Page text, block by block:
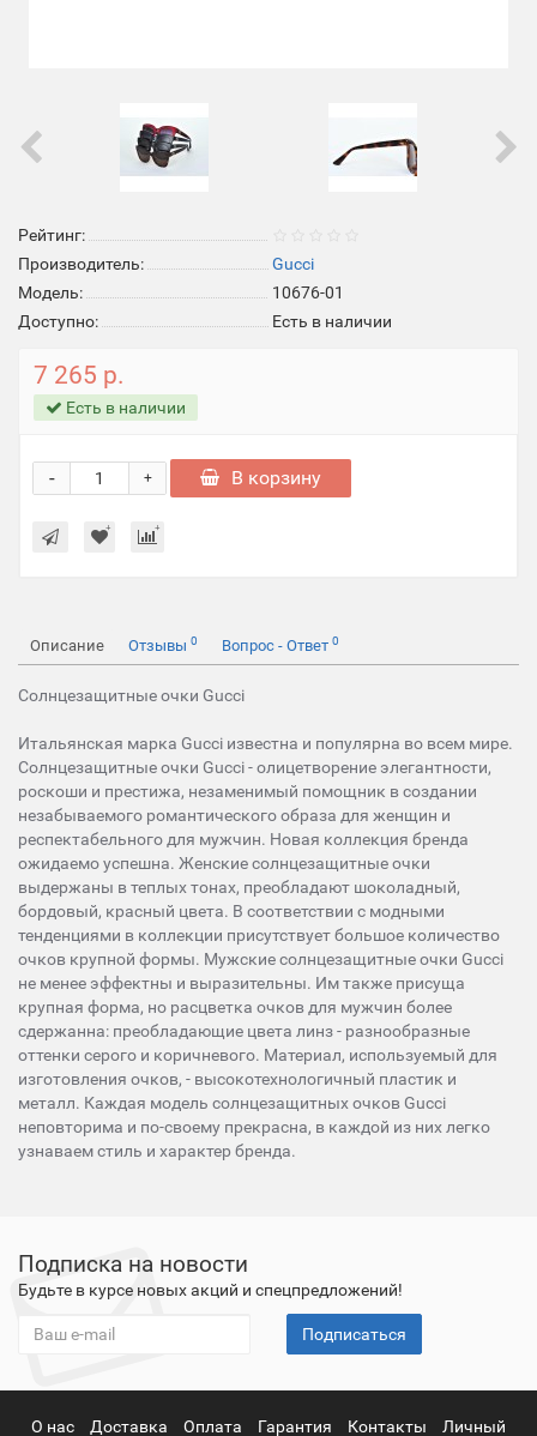
Рейтинг:
Производитель:
Gucci
Модель:
10676-01
Доступно:
Есть в наличии
7 265 р.
Есть в наличии
+
- В корзину
Описание Отзывы 0 Вопрос - Ответ 0
Солнцезащитные очки Gucci
Итальянская марка Gucci известна и популярна во всем мире.
Солнцезащитные очки Gucci - олицетворение элегантности,
роскоши и престижа, незаменимый помощник в создании
незабываемого романтического образа для женщин и
респектабельного для мужчин. Новая коллекция бренда
ожидаемо успешна. Женские солнцезащитные очки
выдержаны в теплых тонах, преобладают шоколадный,
бордовый, красный цвета. В соответствии с модными
тенденциями в коллекции присутствует большое количество
очков крупной формы. Мужские солнцезащитные очки Gucci
не менее эффектны и выразительны. Им также присуща
крупная форма, но расцветка очков для мужчин более
сдержанна: преобладающие цвета линз - разнообразные
оттенки серого и коричневого. Материал, используемый для
изготовления очков, - высокотехнологичный пластик и
металл. Каждая модель солнцезащитных очков Gucci
неповторима и по-своему прекрасна, в каждой из них легко
узнаваем стиль и характер бренда.
Подписка на новости
Будьте в курсе новых акций и спецпредложений!
Подписаться
О нас Доставка Оплата Гарантия Контакты Личный